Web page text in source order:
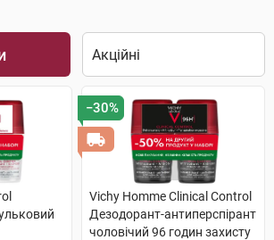
−30%
Vichy Homme Clinical Control
Дезодорант-антиперспірант
чоловічий 96 годин захисту